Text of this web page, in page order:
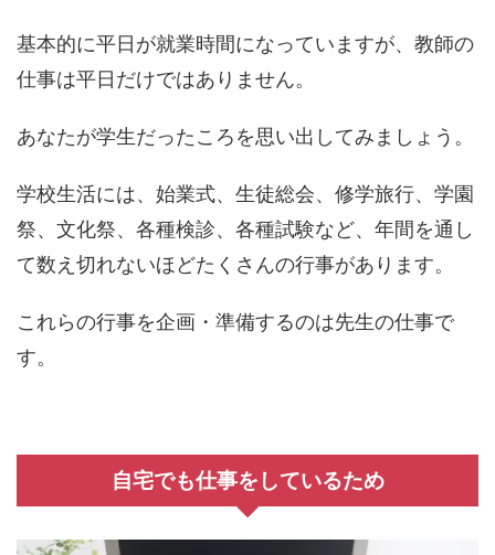
基本的に平日が就業時間になっていますが、教師の
仕事は平日だけではありません。
あなたが学生だったころを思い出してみましょう。
学校生活には、始業式、生徒総会、修学旅行、学園
祭、文化祭、各種検診、各種試験など、年間を通し
て数え切れないほどたくさんの行事があります。
これらの行事を企画・準備するのは先生の仕事で
す。
自宅でも仕事をしているため